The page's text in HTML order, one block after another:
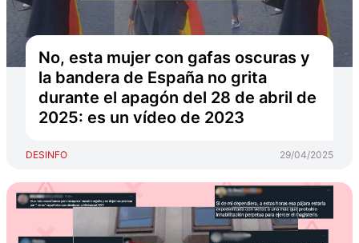
No, esta mujer con gafas oscuras y
la bandera de España no grita
durante el apagón del 28 de abril de
2025: es un vídeo de 2023
DESINFO 29/04/2025